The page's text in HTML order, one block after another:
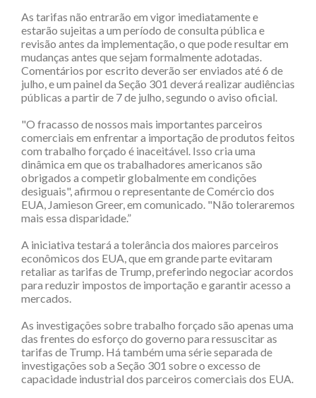
As tarifas não entrarão em vigor imediatamente e
estarão sujeitas a um período de consulta pública e
revisão antes da implementação, o que pode resultar em
mudanças antes que sejam formalmente adotadas.
Comentários por escrito deverão ser enviados até 6 de
julho, e um painel da Seção 301 deverá realizar audiências
públicas a partir de 7 de julho, segundo o aviso oficial.
"O fracasso de nossos mais importantes parceiros
comerciais em enfrentar a importação de produtos feitos
com trabalho forçado é inaceitável. Isso cria uma
dinâmica em que os trabalhadores americanos são
obrigados a competir globalmente em condições
desiguais", afirmou o representante de Comércio dos
EUA, Jamieson Greer, em comunicado. "Não toleraremos
mais essa disparidade.”
A iniciativa testará a tolerância dos maiores parceiros
econômicos dos EUA, que em grande parte evitaram
retaliar as tarifas de Trump, preferindo negociar acordos
para reduzir impostos de importação e garantir acesso a
mercados.
As investigações sobre trabalho forçado são apenas uma
das frentes do esforço do governo para ressuscitar as
tarifas de Trump. Há também uma série separada de
investigações sob a Seção 301 sobre o excesso de
capacidade industrial dos parceiros comerciais dos EUA.